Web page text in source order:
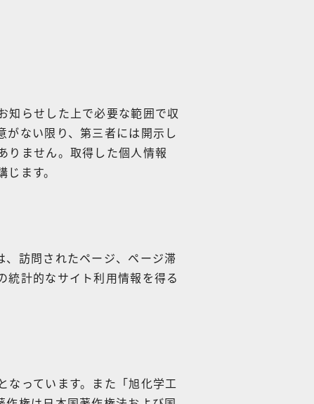
知らせした上で必要な範囲で収
ない限り、第三者には開示し
りません。取得した個人情報
ます。
、訪問されたページ、ページ滞
統計的なサイト利用情報を得る
なっています。また「旭化学工